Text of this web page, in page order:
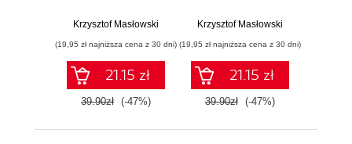
Krzysztof Masłowski
(19,95 zł najniższa cena z 30 dni)
21.15 zł
39.90zł (-47%)
Krzysztof Masłowski
(19,95 zł najniższa cena z 30 dni)
21.15 zł
39.90zł (-47%)